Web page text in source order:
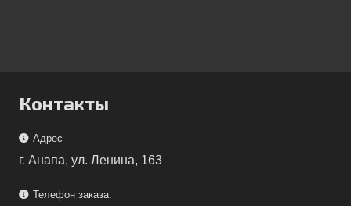
Контакты
Адрес
г. Анапа, ул. Ленина, 163
Телефон заказа: